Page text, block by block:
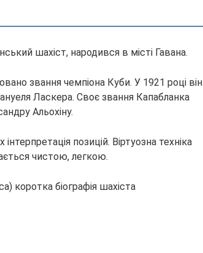
шахіст, народився в місті Гавана.
звання чемпіона Куби. У 1921 році він
Ласкера. Своє звання Капабланка
Альохіну.
позицій. Віртуозна техніка
чистою, легкою.